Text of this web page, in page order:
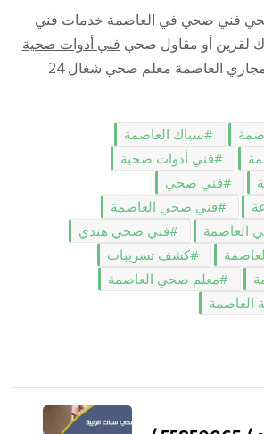
فني صحي في العاصمة خدمات فني
لقرين أو مقاول صحي فني أدوات صحية
صحي الكويت تسليك مجاري العاصمة معلم صحي شغال 24
سباك العاصمة
فني أدوات صحية
فني صحي
فني صحي العاصمة
العاصمة
فني صحي هندي
كشف تسريبات
معلم صحي العاصمة
العاصمة